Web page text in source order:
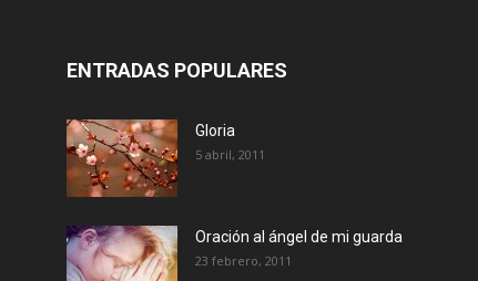
ENTRADAS POPULARES
Gloria
5 abril, 2011
Oración al ángel de mi guarda
23 febrero, 2011